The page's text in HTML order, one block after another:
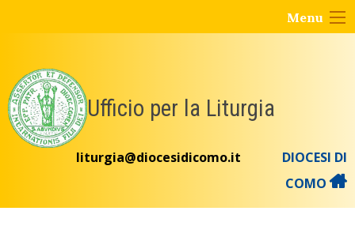
Menu
Ufficio per la Liturgia
liturgia@diocesidicomo.it
DIOCESI DI
COMO